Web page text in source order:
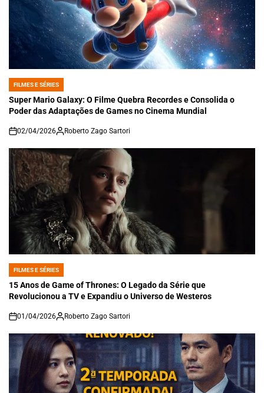
POSTED
IN
FILMES E SÉRIES
Super Mario Galaxy: O Filme Quebra Recordes e Consolida o
Poder das Adaptações de Games no Cinema Mundial
on
02/04/2026 Roberto Zago Sartori
POSTED
IN
FILMES E SÉRIES
15 Anos de Game of Thrones: O Legado da Série que
Revolucionou a TV e Expandiu o Universo de Westeros
on
01/04/2026 Roberto Zago Sartori